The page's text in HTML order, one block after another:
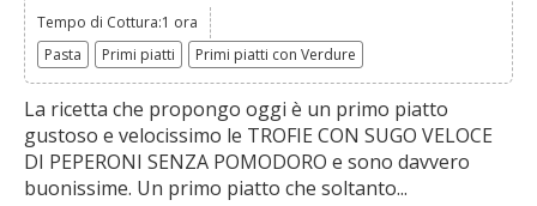
Tempo di Cottura:1 ora
Pasta
Primi piatti Primi piatti con Verdure
La ricetta che propongo oggi è un primo piatto
gustoso e velocissimo le TROFIE CON SUGO VELOCE
DI PEPERONI SENZA POMODORO e sono davvero
buonissime. Un primo piatto che soltanto...